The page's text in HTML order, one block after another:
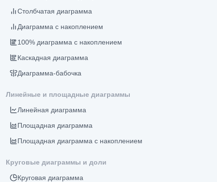
Столбчатая диаграмма
Диаграмма с накоплением
100% диаграмма с накоплением
Каскадная диаграмма
Диаграмма-бабочка
Линейные и площадные диаграммы
Линейная диаграмма
Площадная диаграмма
Площадная диаграмма с накоплением
Круговые диаграммы и доли
Круговая диаграмма